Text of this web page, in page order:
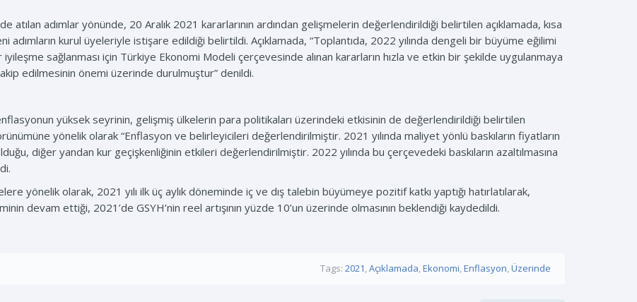
atılan adımlar yönünde, 20 Aralık 2021 kararlarının ardından gelişmelerin değerlendirildiği belirtilen açıklamada, kısa
adımların kurul üyeleriyle istişare edildiği belirtildi. Açıklamada, “Toplantıda, 2022 yılında dengeli bir büyüme eğilimi
sağlanması için Türkiye Ekonomi Modeli çerçevesinde alınan kararların hızla ve etkin bir şekilde uygulanmaya
edilmesinin önemi üzerinde durulmuştur” denildi.
yüksek seyrinin, gelişmiş ülkelerin para politikaları üzerindeki etkisinin de değerlendirildiği belirtilen
yönelik olarak “Enflasyon ve belirleyicileri değerlendirilmiştir. 2021 yılında maliyet yönlü baskıların fiyatların
diğer yandan kur geçişkenliğinin etkileri değerlendirilmiştir. 2022 yılında bu çerçevedeki baskıların azaltılmasına
yönelik olarak, 2021 yılı ilk üç aylık döneminde iç ve dış talebin büyümeye pozitif katkı yaptığı hatırlatılarak,
devam ettiği, 2021’de GSYH’nin reel artışının yüzde 10’un üzerinde olmasının beklendiği kaydedildi.
Tags: 2021,Açıklamada,Ekonomi,Enflasyon,Üzerinde